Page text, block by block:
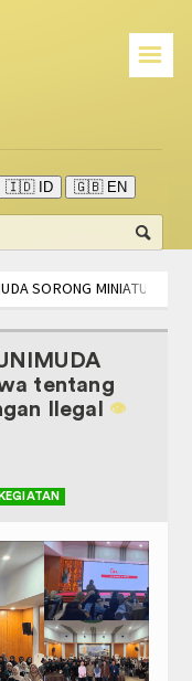
☰
🇮🇩 ID 🇬🇧 EN
SORONG MINIATUR
PSIKOLOGI, HIMPSI-PB
UNIMUDA DAN
LANGKAH AWAL
DAN AKADEMIK
Perkuliahan
tentang
Ilegal
👁️️
KEGIATAN